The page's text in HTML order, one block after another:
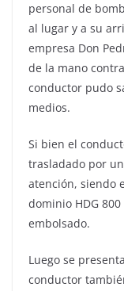
personal de
al lugar y a su
empresa Don
de la mano
conductor pudo
medios.
Si bien el
trasladado por
atención, siendo
dominio HDG
embolsado.
Luego se
conductor